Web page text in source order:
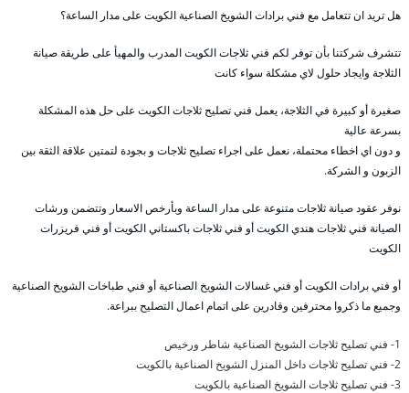
هل تريد ان تتعامل مع فني برادات الشويخ الصناعية الكويت على مدار الساعة؟
تتشرف شركتنا بأن توفر لكم فني ثلاجات الكويت المدرب والمهيأ على طريقة صيانة
الثلاجة وايجاد حلول لاي مشكلة سواء كانت
صغيرة أو كبيرة في الثلاجة، يعمل فني تصليح ثلاجات الكويت على حل هذه المشكلة
بسرعة عالية
و دون اي اخطاء محتملة، نعمل على اجراء تصليح ثلاجات و بجودة لتمتين علاقة الثقة بين
الزبون و الشركة.
نوفر عقود صيانة ثلاجات متنوعة على مدار الساعة وبأرخص الاسعار وتتضمن ورشات
الصيانة فني ثلاجات هندي الكويت أو فني ثلاجات باكستاني الكويت أو فني فريزرات
الكويت
أو فني برادات الكويت أو فني غسالات الشويخ الصناعية أو فني طباخات الشويخ الصناعية
وجميع ما ذكروا محترفين وقادرين على اتمام اعمال التصليح ببراعة.
1- فني تصليح ثلاجات الشويخ الصناعية شاطر ورخيص
2- فني تصليح ثلاجات داخل المنزل الشويخ الصناعية بالكويت
3- فني تصليح ثلاجات الشويخ الصناعية بالكويت